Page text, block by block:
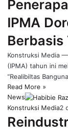
IPMA
Berbasis
Konstruksi Media
(IPMA) tahun ini
“Realibiltas
Read More »
News
Konstruksi Media2